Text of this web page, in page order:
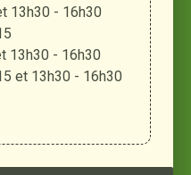
13h30 - 16h30
13h30 - 16h30
et 13h30 - 16h30